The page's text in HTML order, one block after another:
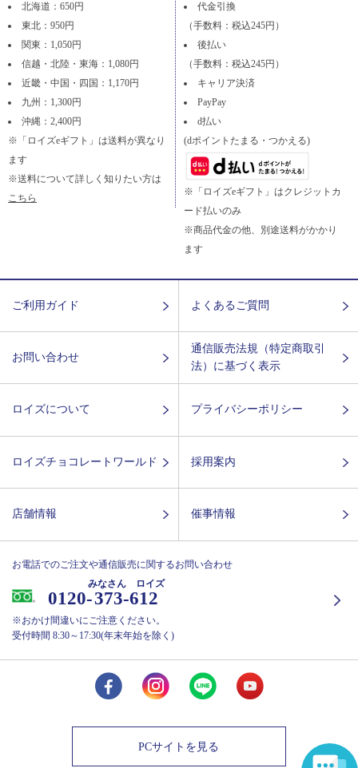
北海道：650円
東北：950円
関東：1,050円
信越・北陸・東海：1,080円
近畿・中国・四国：1,170円
九州：1,300円
沖縄：2,400円
※「ロイズeギフト」は送料が異なり
ます
※送料について詳しく知りたい方は
こちら
代金引換
（手数料：税込245円）
後払い
（手数料：税込245円）
キャリア決済
PayPay
d払い
(dポイントたまる・つかえる)
※「ロイズeギフト」はクレジットカ
ード払いのみ
※商品代金の他、別途送料がかかり
ます
ご利用ガイド よくあるご質問
お問い合わせ
通信販売法規（特定商取引
法）に基づく表示
ロイズについて プライバシーポリシー
ロイズチョコレートワールド 採用案内
店舗情報 催事情報
お電話でのご注文や通信販売に関するお問い合わせ
0120-373-612
みなさん ロイズ
※おかけ間違いにご注意ください。
受付時間 8:30～17:30(年末年始を除く)
PCサイトを見る